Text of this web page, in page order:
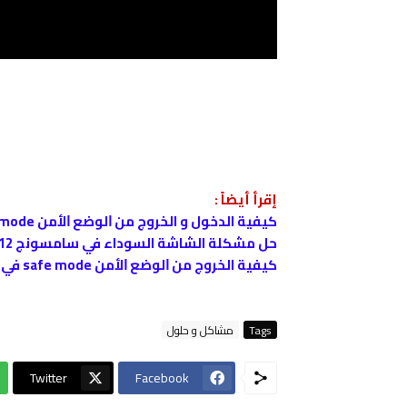
إقرأ أيضاً :
كيفية الدخول و الخروج من ﺍﻟﻮﺿﻊ ﺍﻷﻣﻦ safe mode في في سامسونج Galaxy A02 و Galaxy A02s
حل مشكلة الشاشة السوداء في سامسونج Galaxy A12
كيفية الخروج من ﺍﻟﻮﺿﻊ ﺍﻷﻣﻦ safe mode في شاومي Redmi 10 و Redmi Note 10
Tags مشاكل و حلول
Facebook
Twitter